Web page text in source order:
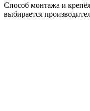
Способ монтажа и
выбирается